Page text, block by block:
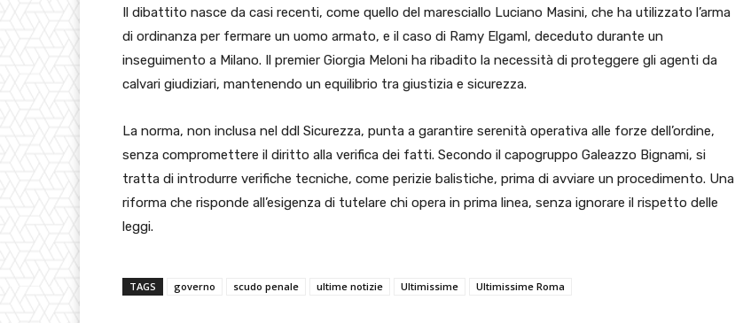
Il dibattito nasce da casi recenti, come quello del maresciallo Luciano Masini, che ha utilizzato l’arma
di ordinanza per fermare un uomo armato, e il caso di Ramy Elgaml, deceduto durante un
inseguimento a Milano. Il premier Giorgia Meloni ha ribadito la necessità di proteggere gli agenti da
calvari giudiziari, mantenendo un equilibrio tra giustizia e sicurezza.
La norma, non inclusa nel ddl Sicurezza, punta a garantire serenità operativa alle forze dell’ordine,
senza compromettere il diritto alla verifica dei fatti. Secondo il capogruppo Galeazzo Bignami, si
tratta di introdurre verifiche tecniche, come perizie balistiche, prima di avviare un procedimento. Una
riforma che risponde all’esigenza di tutelare chi opera in prima linea, senza ignorare il rispetto delle
leggi.
TAGS governo scudo penale ultime notizie Ultimissime Ultimissime Roma